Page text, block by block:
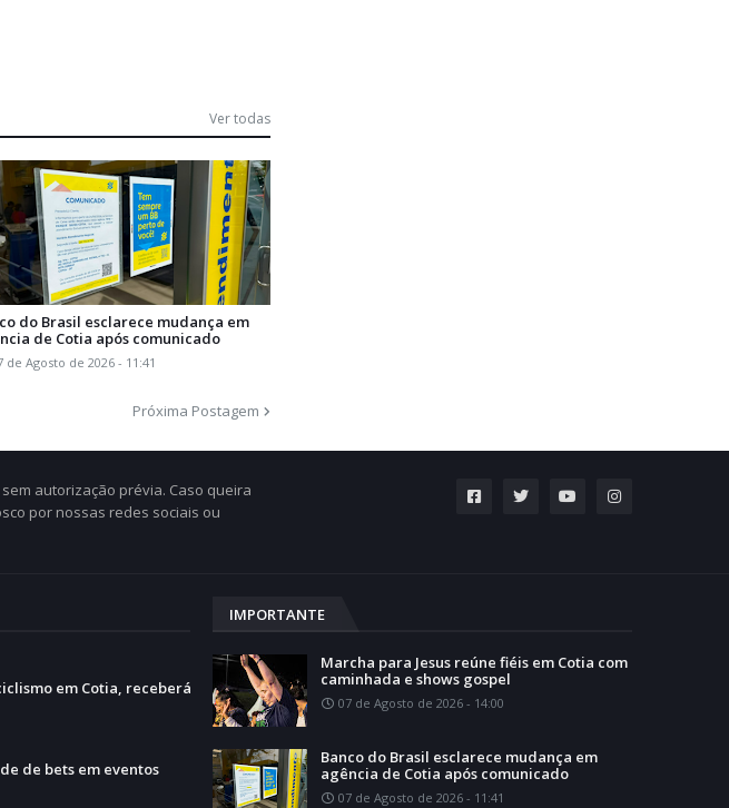
Ver todas
do Brasil esclarece mudança em
de Cotia após comunicado
de Agosto de 2026 - 11:41
Próxima Postagem
autorização prévia. Caso queira
por nossas redes sociais ou
em Cotia, receberá
de bets em eventos
IMPORTANTE
Marcha para Jesus reúne fiéis em Cotia com
caminhada e shows gospel
07 de Agosto de 2026 - 14:00
Banco do Brasil esclarece mudança em
agência de Cotia após comunicado
07 de Agosto de 2026 - 11:41